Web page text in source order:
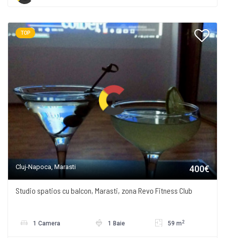
TOP
Cluj-Napoca, Marasti 400€
Studio spatios cu balcon, Marasti, zona Revo Fitness Club
1 Camera 1 Baie 59 m 2